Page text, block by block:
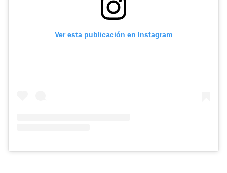
Ver esta publicación en Instagram